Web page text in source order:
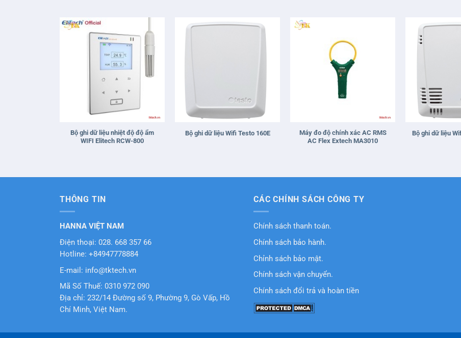
Bộ ghi dữ liệu nhiệt độ độ ẩm
WIFI Elitech RCW-800
+
Bộ ghi dữ liệu Wifi Testo 160E
Máy đo độ chính xác AC RMS
AC Flex Extech MA3010
+
Bộ ghi dữ liệu
THÔNG TIN
HANNA VIỆT NAM
Điện thoại: 028. 668 357 66
Hotline: +84947778884
E-mail: info@tktech.vn
Mã Số Thuế: 0310 972 090
Địa chỉ: 232/14 Đường số 9, Phường 9, Gò Vấp, Hồ
Chí Minh, Việt Nam.
CÁC CHÍNH SÁCH CÔNG TY
Chính sách thanh toán.
Chính sách bảo hành.
Chỉnh sách bảo mật.
Chính sách vận chuyển.
Chính sách đổi trả và hoàn tiền